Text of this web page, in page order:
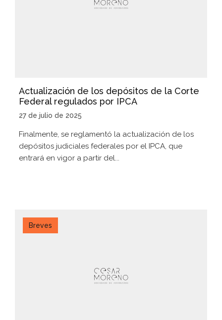
Actualización de los depósitos de la Corte
Federal regulados por IPCA
27 de julio de 2025
Finalmente, se reglamentó la actualización de los
depósitos judiciales federales por el IPCA, que
entrará en vigor a partir del...
Breves